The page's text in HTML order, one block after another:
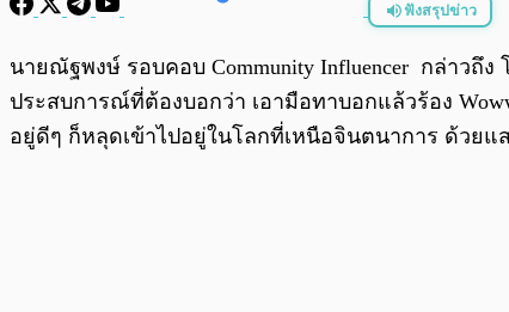
ฟังสรุปข่าว
พร้อมเล่น
นายณัฐพงษ์ รอบคอบ Community Influencer กล่าวถึง
ประสบการณ์ที่ต้องบอกว่า เอามือทาบอกแล้วร้อง
อยู่ดีๆ ก็หลุดเข้าไปอยู่ในโลกที่เหนือจินตนาการ ด้วยแ